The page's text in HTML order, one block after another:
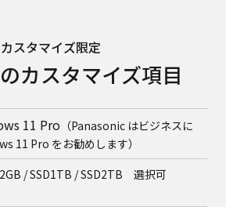
カスタマイズ限定
カスタマイズ項目
11 Pro （Panasonic はビジネスに
11 Pro をお勧めします）
/ SSD1TB / SSD2TB 選択可